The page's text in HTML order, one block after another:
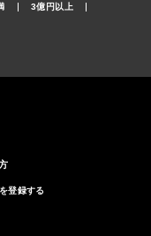
3億円以上
登録する